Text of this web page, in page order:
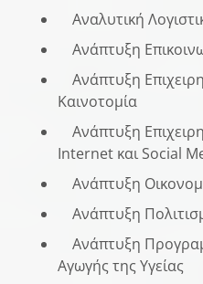
Αναλυτική
Ανάπτυξη
Ανάπτυξη
Καινοτομία
Ανάπτυξη
Internet και Social
Ανάπτυξη
Ανάπτυξη
Ανάπτυξη
Αγωγής της Υγείας